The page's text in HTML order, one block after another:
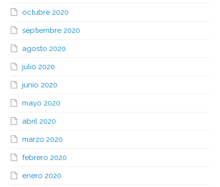
octubre 2020
septiembre 2020
agosto 2020
julio 2020
junio 2020
mayo 2020
abril 2020
marzo 2020
febrero 2020
enero 2020